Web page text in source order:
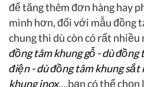
để tăng thêm đơn hàng hay
mình hơn, đối với mẫu đồng
chung thì dù còn có rất nhiều
đồng tâm khung gỗ - dù
điện - dù đồng tâm khung sắt
khung inox,...bạn có thể